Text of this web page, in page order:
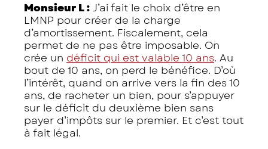
Monsieur L : J’ai fait le choix d’être en
LMNP pour créer de la charge
d’amortissement. Fiscalement, cela
permet de ne pas être imposable. On
crée un déficit qui est valable 10 ans. Au
bout de 10 ans, on perd le bénéfice. D’où
l’intérêt, quand on arrive vers la fin des 10
ans, de racheter un bien, pour s’appuyer
sur le déficit du deuxième bien sans
payer d’impôts sur le premier. Et c’est tout
à fait légal.